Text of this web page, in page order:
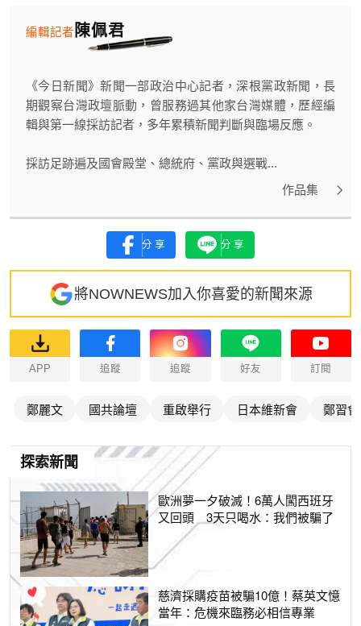
陳佩君
編輯記者
《今日新聞》新聞一部政治中心記者，深根黨政新聞，長
期觀察台灣政壇脈動，曾服務過其他家台灣媒體，歷經編
輯與第一線採訪記者，多年累積新聞判斷與臨場反應。
採訪足跡遍及國會殿堂、總統府、黨政與選戰...
作品集
分享 分享
將NOWNEWS加入你喜愛的新聞來源
APP 追蹤 追蹤 好友 訂閱
鄭麗文 國共論壇 重啟舉行 日本維新會 鄭習會
探索新聞
歐洲夢一夕破滅！6萬人闖西班牙
又回頭 3天只喝水：我們被騙了
慈濟採購疫苗被騙10億！蔡英文憶
當年：危機來臨務必相信專業